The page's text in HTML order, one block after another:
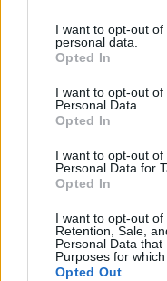
I want to opt-out
personal data.
Opted In
I want to opt-out
Personal Data.
Opted In
I want to opt-out
Personal Data for
Opted In
I want to opt-out of
Retention, Sale,
Personal Data
Purposes for
Opted Out
L-Jetronic και
εισαγωγή
εκκίνησης
εύκαμπτους
σιλικόνης,
και ψυγείο
όπως